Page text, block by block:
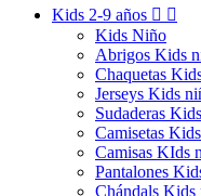
Kids 2-9 años  
Kids Niño
Abrigos Kids
Chaquetas
Jerseys Kids
Sudaderas
Camisetas
Camisas KIds
Pantalones
Chándals Kids